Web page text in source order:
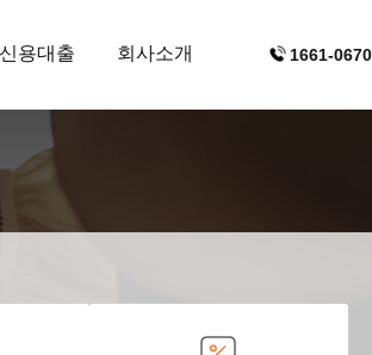
용대출 회사소개 1661-0670